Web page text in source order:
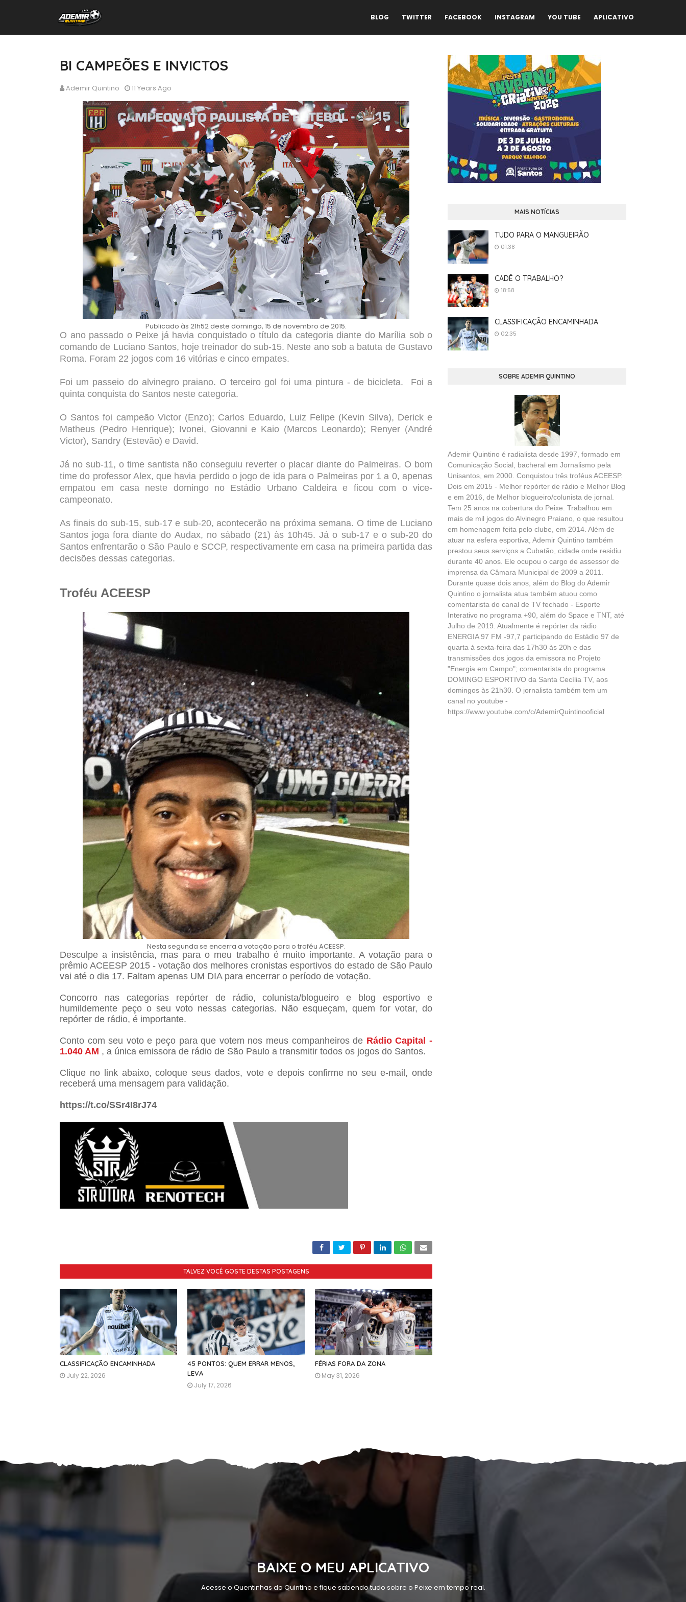
BLOG TWITTER FACEBOOK INSTAGRAM YOU TUBE APLICATIVO
BI CAMPEÕES E INVICTOS
Ademir Quintino 11 Years Ago
Publicado às 21h52 deste domingo, 15 de novembro de 2015.
O ano passado o Peixe já havia conquistado o título da categoria diante do Marília sob o
comando de Luciano Santos, hoje treinador do sub-15. Neste ano sob a batuta de Gustavo
Roma. Foram 22 jogos com 16 vitórias e cinco empates.
Foi um passeio do alvinegro praiano. O terceiro gol foi uma pintura - de bicicleta. Foi a
quinta conquista do Santos neste categoria.
O Santos foi campeão Victor (Enzo); Carlos Eduardo, Luiz Felipe (Kevin Silva), Derick e
Matheus (Pedro Henrique); Ivonei, Giovanni e Kaio (Marcos Leonardo); Renyer (André
Victor), Sandry (Estevão) e David.
Já no sub-11, o time santista não conseguiu reverter o placar diante do Palmeiras. O bom
time do professor Alex, que havia perdido o jogo de ida para o Palmeiras por 1 a 0, apenas
empatou em casa neste domingo no Estádio Urbano Caldeira e ficou com o vice-
campeonato.
As finais do sub-15, sub-17 e sub-20, acontecerão na próxima semana. O time de Luciano
Santos joga fora diante do Audax, no sábado (21) às 10h45. Já o sub-17 e o sub-20 do
Santos enfrentarão o São Paulo e SCCP, respectivamente em casa na primeira partida das
decisões dessas categorias.
Troféu ACEESP
Nesta segunda se encerra a votação para o troféu ACEESP.
Desculpe a insistência, mas para o meu trabalho é muito importante. A votação para o
prêmio ACEESP 2015 - votação dos melhores cronistas esportivos do estado de São Paulo
vai até o dia 17. Faltam apenas UM DIA para encerrar o período de votação.
Concorro nas categorias repórter de rádio, colunista/blogueiro e blog esportivo e
humildemente peço o seu voto nessas categorias. Não esqueçam, quem for votar, do
repórter de rádio, é importante.
Conto com seu voto e peço para que votem nos meus companheiros de Rádio Capital -
1.040 AM , a única emissora de rádio de São Paulo a transmitir todos os jogos do Santos.
Clique no link abaixo, coloque seus dados, vote e depois confirme no seu e-mail, onde
receberá uma mensagem para validação.
https://t.co/SSr4I8rJ74
TALVEZ VOCÊ GOSTE DESTAS POSTAGENS
CLASSIFICAÇÃO ENCAMINHADA
July 22, 2026
45 PONTOS: QUEM ERRAR MENOS,
LEVA
July 17, 2026
FÉRIAS FORA DA ZONA
May 31, 2026
MAIS NOTÍCIAS
TUDO PARA O MANGUEIRÃO
01:38
CADÊ O TRABALHO?
18:58
CLASSIFICAÇÃO ENCAMINHADA
02:35
SOBRE ADEMIR QUINTINO
Ademir Quintino é radialista desde 1997, formado em
Comunicação Social, bacheral em Jornalismo pela
Unisantos, em 2000. Conquistou três troféus ACEESP.
Dois em 2015 - Melhor repórter de rádio e Melhor Blog
e em 2016, de Melhor blogueiro/colunista de jornal.
Tem 25 anos na cobertura do Peixe. Trabalhou em
mais de mil jogos do Alvinegro Praiano, o que resultou
em homenagem feita pelo clube, em 2014. Além de
atuar na esfera esportiva, Ademir Quintino também
prestou seus serviços a Cubatão, cidade onde residiu
durante 40 anos. Ele ocupou o cargo de assessor de
imprensa da Câmara Municipal de 2009 a 2011.
Durante quase dois anos, além do Blog do Ademir
Quintino o jornalista atua também atuou como
comentarista do canal de TV fechado - Esporte
Interativo no programa +90, além do Space e TNT, até
Julho de 2019. Atualmente é repórter da rádio
ENERGIA 97 FM -97,7 participando do Estádio 97 de
quarta á sexta-feira das 17h30 às 20h e das
transmissões dos jogos da emissora no Projeto
"Energia em Campo"; comentarista do programa
DOMINGO ESPORTIVO da Santa Cecília TV, aos
domingos às 21h30. O jornalista também tem um
canal no youtube -
https://www.youtube.com/c/AdemirQuintinooficial
BAIXE O MEU APLICATIVO
Acesse o Quentinhas do Quintino e fique sabendo tudo sobre o Peixe em tempo real.